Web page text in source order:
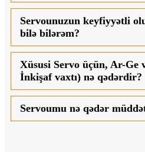
Servounuzun keyfiyyətli
bilə bilərəm?
Xüsusi Servo üçün, Ar-Ge
İnkişaf vaxtı) nə qədərdir?
Servoumu nə qədər